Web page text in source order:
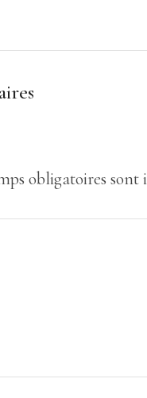
obligatoires sont